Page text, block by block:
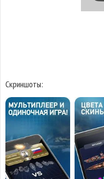
Скриншоты: